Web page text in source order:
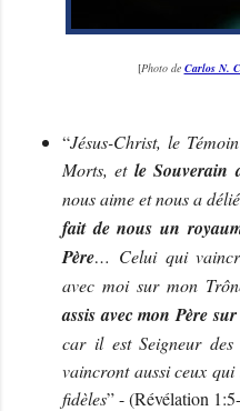
[Photo de Carlos N.
“Jésus-Christ, le
Morts, et le Souverain
nous aime et nous a
fait de nous un
Père… Celui qui
avec moi sur mon
assis avec mon Père
car il est Seigneur
vaincront aussi ceux
fidèles” - (Révélation